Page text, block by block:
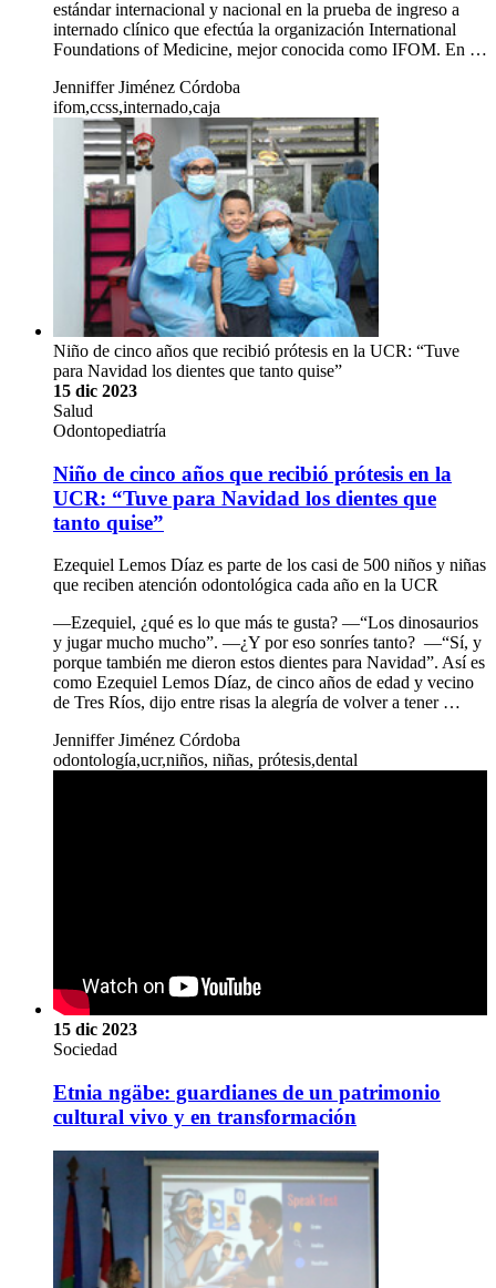
estándar internacional y nacional en la prueba de ingreso a
internado clínico que efectúa la organización International
Foundations of Medicine, mejor conocida como IFOM. En …
Jenniffer Jiménez Córdoba
ifom,ccss,internado,caja
Niño de cinco años que recibió prótesis en la UCR: “Tuve
para Navidad los dientes que tanto quise”
15 dic 2023
Salud
Odontopediatría
Niño de cinco años que recibió prótesis en la
UCR: “Tuve para Navidad los dientes que
tanto quise”
Ezequiel Lemos Díaz es parte de los casi de 500 niños y niñas
que reciben atención odontológica cada año en la UCR
—Ezequiel, ¿qué es lo que más te gusta? —“Los dinosaurios
y jugar mucho mucho”. —¿Y por eso sonríes tanto? —“Sí, y
porque también me dieron estos dientes para Navidad”. Así es
como Ezequiel Lemos Díaz, de cinco años de edad y vecino
de Tres Ríos, dijo entre risas la alegría de volver a tener …
Jenniffer Jiménez Córdoba
odontología,ucr,niños, niñas, prótesis,dental
15 dic 2023
Sociedad
Etnia ngäbe: guardianes de un patrimonio
cultural vivo y en transformación